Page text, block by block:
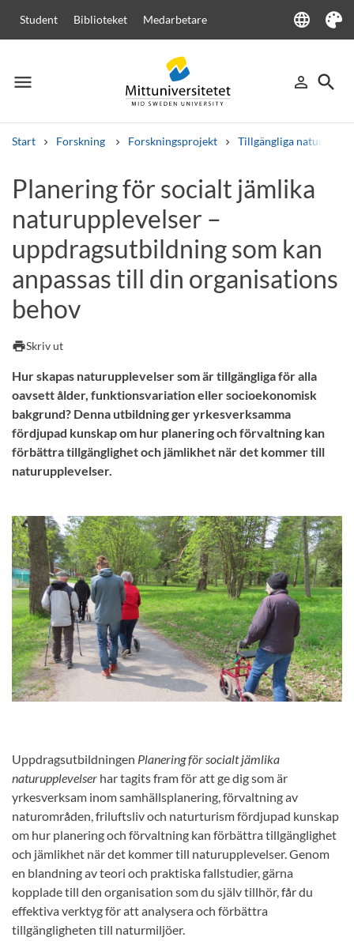
Student Biblioteket Medarbetare language
Language
Tema
menu
Meny person_outline
Logga in
search
Sök
Start Forskning Forskningsprojekt Tillgängliga
Andra söktjänster
Kurser och program KursplanerVälkomstbrev
Lediga jobb
Planering för socialt jämlika
naturupplevelser –
uppdragsutbildning som kan
anpassas till din organisations
behov
printSkriv ut
Hur skapas naturupplevelser som är tillgängliga för alla
oavsett ålder, funktionsvariation eller socioekonomisk
bakgrund? Denna utbildning ger yrkesverksamma
fördjupad kunskap om hur planering och förvaltning kan
förbättra tillgänglighet och jämlikhet när det kommer till
naturupplevelser.
Uppdragsutbildningen Planering för socialt jämlika
naturupplevelser har tagits fram för att ge dig som är
yrkesverksam inom samhällsplanering, förvaltning av
naturområden, friluftsliv och naturturism fördjupad kunskap
om hur planering och förvaltning kan förbättra tillgänglighet
och jämlikhet när det kommer till naturupplevelser. Genom
en blandning av teori och praktiska fallstudier, gärna
kopplade till den organisation som du själv tillhör, får du
effektiva verktyg för att analysera och förbättra
tillgängligheten till naturmiljöer.